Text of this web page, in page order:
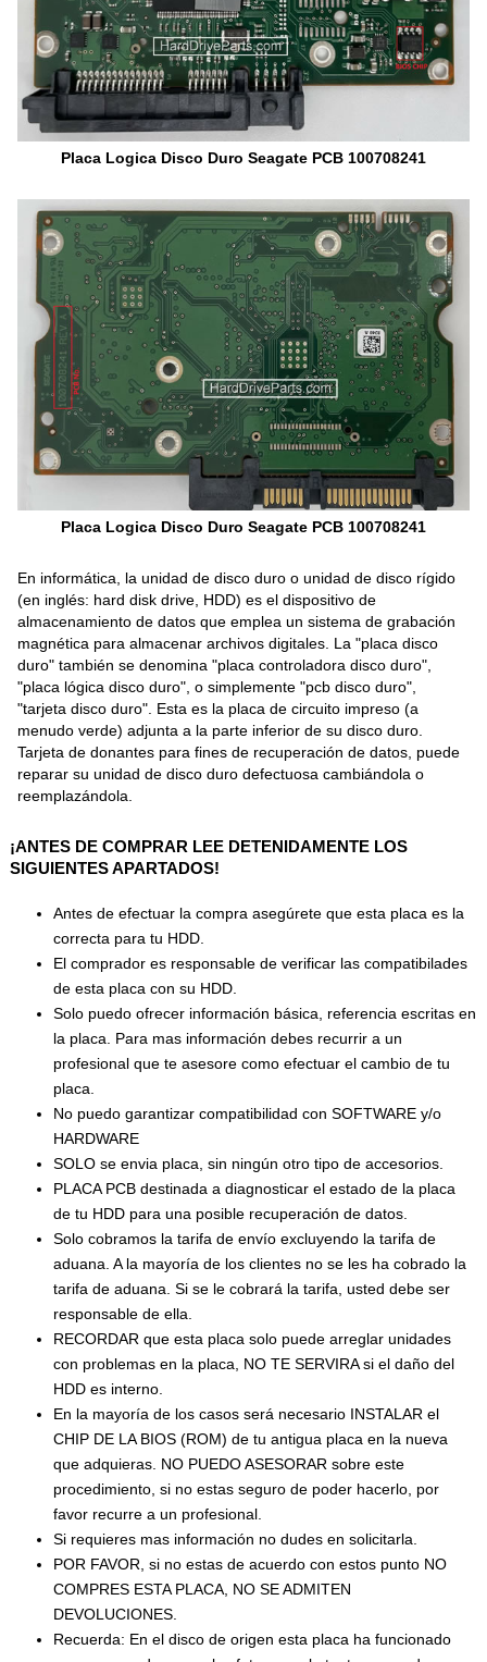
Placa Logica Disco Duro Seagate PCB 100708241
Placa Logica Disco Duro Seagate PCB 100708241
En informática, la unidad de disco duro o unidad de disco rígido
(en inglés: hard disk drive, HDD) es el dispositivo de
almacenamiento de datos que emplea un sistema de grabación
magnética para almacenar archivos digitales. La "placa disco
duro" también se denomina "placa controladora disco duro",
"placa lógica disco duro", o simplemente "pcb disco duro",
"tarjeta disco duro". Esta es la placa de circuito impreso (a
menudo verde) adjunta a la parte inferior de su disco duro.
Tarjeta de donantes para fines de recuperación de datos, puede
reparar su unidad de disco duro defectuosa cambiándola o
reemplazándola.
¡ANTES DE COMPRAR LEE DETENIDAMENTE LOS
SIGUIENTES APARTADOS!
Antes de efectuar la compra asegúrete que esta placa es la
correcta para tu HDD.
El comprador es responsable de verificar las compatibilades
de esta placa con su HDD.
Solo puedo ofrecer información básica, referencia escritas en
la placa. Para mas información debes recurrir a un
profesional que te asesore como efectuar el cambio de tu
placa.
No puedo garantizar compatibilidad con SOFTWARE y/o
HARDWARE
SOLO se envia placa, sin ningún otro tipo de accesorios.
PLACA PCB destinada a diagnosticar el estado de la placa
de tu HDD para una posible recuperación de datos.
Solo cobramos la tarifa de envío excluyendo la tarifa de
aduana. A la mayoría de los clientes no se les ha cobrado la
tarifa de aduana. Si se le cobrará la tarifa, usted debe ser
responsable de ella.
RECORDAR que esta placa solo puede arreglar unidades
con problemas en la placa, NO TE SERVIRA si el daño del
HDD es interno.
En la mayoría de los casos será necesario INSTALAR el
CHIP DE LA BIOS (ROM) de tu antigua placa en la nueva
que adquieras. NO PUEDO ASESORAR sobre este
procedimiento, si no estas seguro de poder hacerlo, por
favor recurre a un profesional.
Si requieres mas información no dudes en solicitarla.
POR FAVOR, si no estas de acuerdo con estos punto NO
COMPRES ESTA PLACA, NO SE ADMITEN
DEVOLUCIONES.
Recuerda: En el disco de origen esta placa ha funcionado